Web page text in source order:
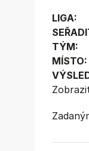
LIGA:
TÝM:
MÍSTO: